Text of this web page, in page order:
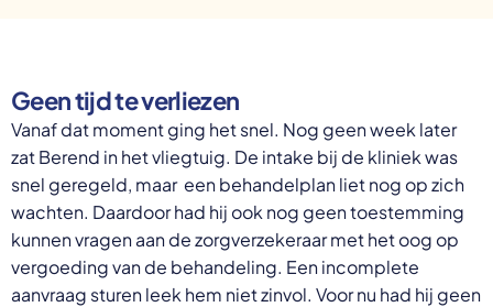
Geen tijd te verliezen
Vanaf dat moment ging het snel. Nog geen week later
zat Berend in het vliegtuig. De intake bij de kliniek was
snel geregeld, maar een behandelplan liet nog op zich
wachten. Daardoor had hij ook nog geen toestemming
kunnen vragen aan de zorgverzekeraar met het oog op
vergoeding van de behandeling. Een incomplete
aanvraag sturen leek hem niet zinvol. Voor nu had hij geen